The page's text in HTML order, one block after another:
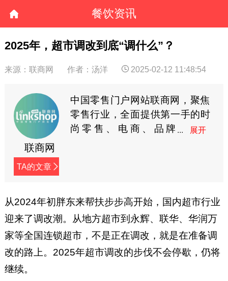
餐饮资讯
2025年，超市调改到底“调什么”？
来源：联商网‍‍ 作者：汤洋 2025-02-12 11:48:54
联商网
TA的文章
中国零售门户网站联商网，聚焦
零售行业，全面提供第一手的时
尚零售、电商、品牌
从2024年初胖东来帮扶步步高开始，国内超市行业
迎来了调改潮。从地方超市到永辉、联华、华润万
家等全国连锁超市，不是正在调改，就是在准备调
改的路上。2025年超市调改的步伐不会停歇，仍将
继续。